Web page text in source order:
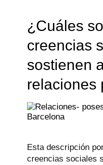
¿Cuáles
creencias
sostienen
relaciones
Esta descripción
creencias sociales